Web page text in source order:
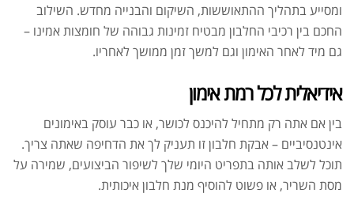
ומסייע בתהליך ההתאוששות, השיקום והבנייה מחדש. השילוב
החכם בין רכיבי החלבון מבטיח זמינות גבוהה של חומצות אמינו –
גם מיד לאחר האימון וגם למשך זמן ממושך לאחריו.
אידיאלית לכל רמת אימון
בין אם אתה רק מתחיל להיכנס לכושר, או כבר עוסק באימונים
אינטנסיביים – אבקת חלבון זו תעניק לך את הדחיפה שאתה צריך.
תוכל לשלב אותה בתפריט היומי שלך לשיפור הביצועים, שמירה על
מסת השריר, או פשוט להוסיף מנת חלבון איכותית.
אבקת חלבון כשרה 320.00